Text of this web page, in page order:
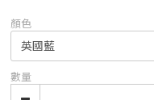
顏色
數量